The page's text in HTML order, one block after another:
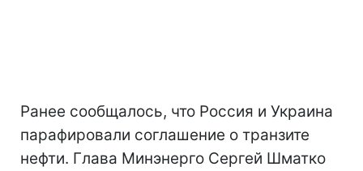
Ранее сообщалось, что Россия и Украина
парафировали соглашение о транзите
нефти. Глава Минэнерго Сергей Шматко